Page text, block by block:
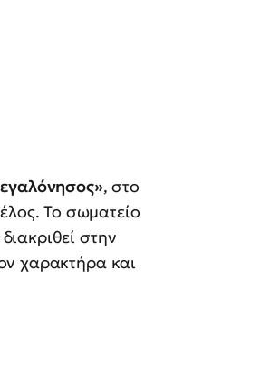
, στο
Το σωματείο
στην
χαρακτήρα και